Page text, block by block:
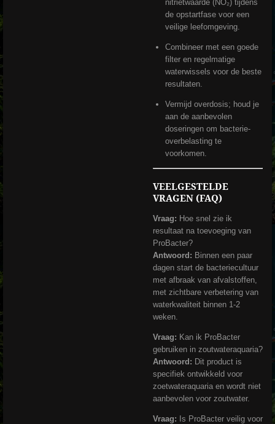
nitrietwaarde (NO₂) tijdens
de opstartfase voor een
veilige leefomgeving.
Combineer met een goede
filter en regelmatige
waterwissels voor de beste
resultaten.
Vermijd overdosis; houd je
aan de aanbevolen
doseringen om bacterie-
overbelasting te
voorkomen.
VEELGESTELDE
VRAGEN (FAQ)
Vraag: Hoe snel zie ik
resultaat na toevoeging van
ProBacter?
Antwoord: Binnen een paar
dagen start de bacteriecultuur
met afbraak van afvalstoffen,
met zichtbare verbetering van
waterkwaliteit binnen 1-2
weken.
Vraag: Kan ik ProBacter
gebruiken in zoutwateraquaria?
Antwoord: Dit product is
specifiek ontwikkeld voor
zoetwateraquaria en wordt niet
aanbevolen voor zoutwater.
Vraag: Is ProBacter veilig voor